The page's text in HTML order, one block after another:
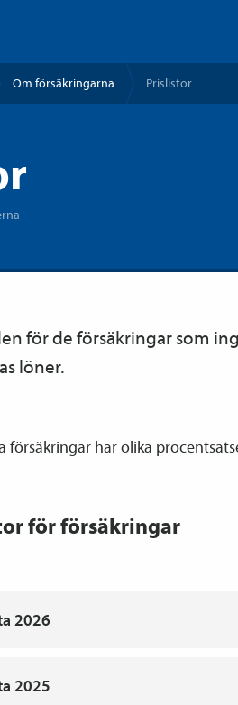
Om försäkringarna Prislistor
för de försäkringar som
löner.
försäkringar har olika
för försäkringar
2026
2025